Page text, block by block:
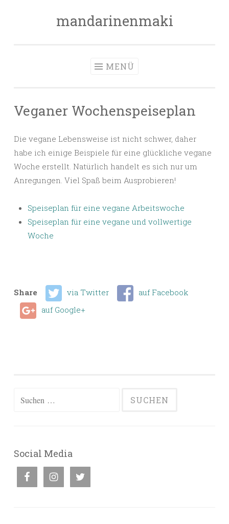
mandarinenmaki
MENÜ
Veganer Wochenspeiseplan
Die vegane Lebensweise ist nicht schwer, daher
habe ich einige Beispiele für eine glückliche vegane
Woche erstellt. Natürlich handelt es sich nur um
Anregungen. Viel Spaß beim Ausprobieren!
Speiseplan für eine vegane Arbeitswoche
Speiseplan für eine vegane und vollwertige
Woche
Share via Twitter
auf Facebook
auf Google+
Suchen
Social Media